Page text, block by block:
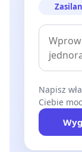
Napisz
Ciebie